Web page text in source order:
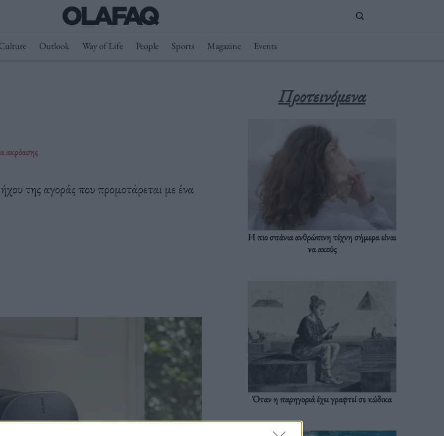
Outlook Way of Life People Sports Magazine Events
ακρόασης
της αγοράς που προμοτάρεται με ένα
Προτεινόμενα
Η πιο σπάνια ανθρώπινη τέχνη σήμερα είναι
να ακούς
Όταν η παρηγοριά έχει γραφτεί σε κώδικα